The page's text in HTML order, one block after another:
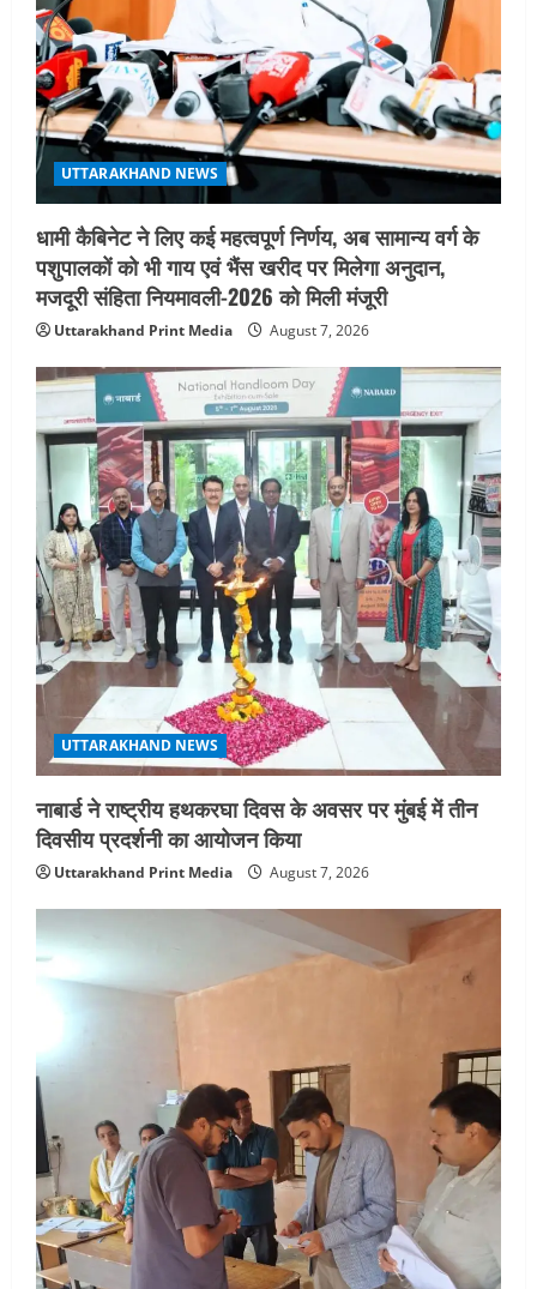
4
तीलू रौतेली पुरस्कार के लिए 13 वीरांगनाओं का
चयन : रेखा आर्या
August 6, 2026
5
UTTARAKHAND NEWS
मिस उत्तराखंड 2026 के सब-कॉन्टेस्ट ‘मिस
ब्यूटीफुल आइज़’ एवं ‘मिस ब्यूटीफुल हेयर’ का
आयोजन
August 5, 2026
UTTARAKHAND NEWS
धामी कैबिनेट ने लिए कई महत्वपूर्ण निर्णय, अब सामान्य वर्ग के
पशुपालकों को भी गाय एवं भैंस खरीद पर मिलेगा अनुदान,
मजदूरी संहिता नियमावली-2026 को मिली मंजूरी
Uttarakhand Print Media August 7, 2026
UTTARAKHAND NEWS
नाबार्ड ने राष्ट्रीय हथकरघा दिवस के अवसर पर मुंबई में तीन
दिवसीय प्रदर्शनी का आयोजन किया
Uttarakhand Print Media August 7, 2026